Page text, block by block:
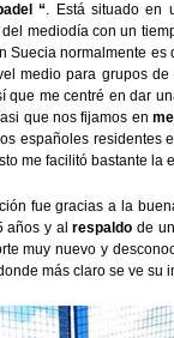
“. Está situado en
mediodía con un
Suecia normalmente
medio para grupos
que me centré en dar
que nos fijamos en
españoles residentes
me facilitó bastante la
fue gracias a la
años y alrespaldo de
muy nuevo y
más claro se ve